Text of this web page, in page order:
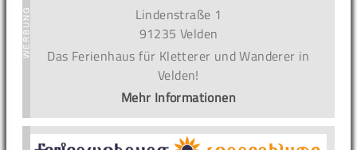
Lindenstraße 1
91235 Velden
Das Ferienhaus für Kletterer und Wanderer in
Velden!
Mehr Informationen